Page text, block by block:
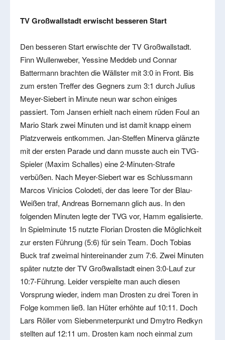
TV Großwallstadt erwischt besseren Start
Den besseren Start erwischte der TV Großwallstadt.
Finn Wullenweber, Yessine Meddeb und Connar
Battermann brachten die Wällster mit 3:0 in Front. Bis
zum ersten Treffer des Gegners zum 3:1 durch Julius
Meyer-Siebert in Minute neun war schon einiges
passiert. Tom Jansen erhielt nach einem rüden Foul an
Mario Stark zwei Minuten und ist damit knapp einem
Platzverweis entkommen. Jan-Steffen Minerva glänzte
mit der ersten Parade und dann musste auch ein TVG-
Spieler (Maxim Schalles) eine 2-Minuten-Strafe
verbüßen. Nach Meyer-Siebert war es Schlussmann
Marcos Vinicios Colodeti, der das leere Tor der Blau-
Weißen traf, Andreas Bornemann glich aus. In den
folgenden Minuten legte der TVG vor, Hamm egalisierte.
In Spielminute 15 nutzte Florian Drosten die Möglichkeit
zur ersten Führung (5:6) für sein Team. Doch Tobias
Buck traf zweimal hintereinander zum 7:6. Zwei Minuten
später nutzte der TV Großwallstadt einen 3:0-Lauf zur
10:7-Führung. Leider verspielte man auch diesen
Vorsprung wieder, indem man Drosten zu drei Toren in
Folge kommen ließ. Ian Hüter erhöhte auf 10:11. Doch
Lars Röller vom Siebenmeterpunkt und Dmytro Redkyn
stellten auf 12:11 um. Drosten kam noch einmal zum